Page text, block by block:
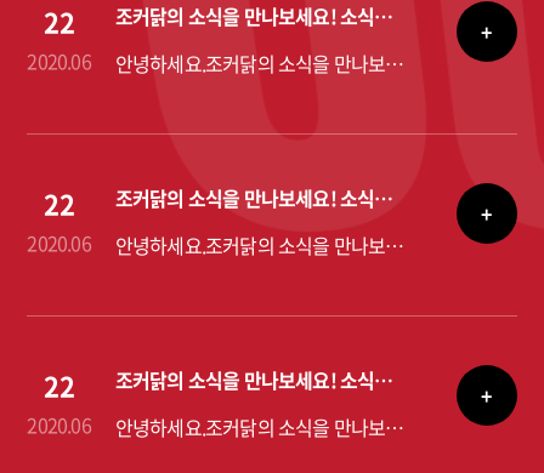
22
2020.06
조커닭의 소식을 만나보세요! 소식을 알려드립니다.
안녕하세요.조커닭의 소식을 만나보세요! 소식을 알려드립니다.
+
22
2020.06
조커닭의 소식을 만나보세요! 소식을 알려드립니다.
안녕하세요.조커닭의 소식을 만나보세요! 소식을 알려드립니다.
+
22
2020.06
조커닭의 소식을 만나보세요! 소식을 알려드립니다.
안녕하세요.조커닭의 소식을 만나보세요! 소식을 알려드립니다.
+